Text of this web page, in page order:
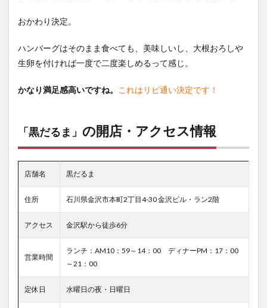
おかわり決定。
ハンバーグはそのまま食べても、美味しいし、大根おろしや
生卵を付ければ一度で二度楽しめるって感じ。
かなり満足感高いですね。 これはリピ通い決定です！
「黒だるま」 の開店・アクセス情報
店舗名 黒だるま
住所 石川県金沢市本町2丁目4-30 金沢ビル・ラン2階
アクセス 金沢駅から徒歩6分
営業時間
ランチ：AM10：59～14：00 ディナーPM：17：00
～21：00
定休日 水曜日の夜・日曜日